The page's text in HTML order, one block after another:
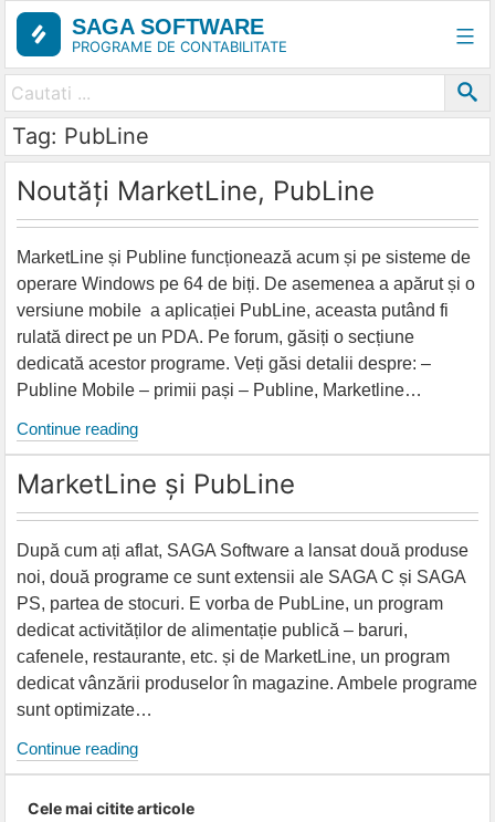
Skip
content
SAGA SOFTWARE
PROGRAME DE CONTABILITATE
Tag: PubLine
Noutăți MarketLine, PubLine
MarketLine și Publine funcționează acum și pe sisteme de
operare Windows pe 64 de biți. De asemenea a apărut și o
versiune mobile a aplicației PubLine, aceasta putând fi
rulată direct pe un PDA. Pe forum, găsiți o secțiune
dedicată acestor programe. Veți găsi detalii despre: –
Publine Mobile – primii pași – Publine, Marketline…
Continue readingNoutăți
MarketLine,
PubLine
MarketLine și PubLine
După cum ați aflat, SAGA Software a lansat două produse
noi, două programe ce sunt extensii ale SAGA C și SAGA
PS, partea de stocuri. E vorba de PubLine, un program
dedicat activităților de alimentație publică – baruri,
cafenele, restaurante, etc. și de MarketLine, un program
dedicat vânzării produselor în magazine. Ambele programe
sunt optimizate…
Continue readingMarketLine
și
PubLine
Cele mai citite articole